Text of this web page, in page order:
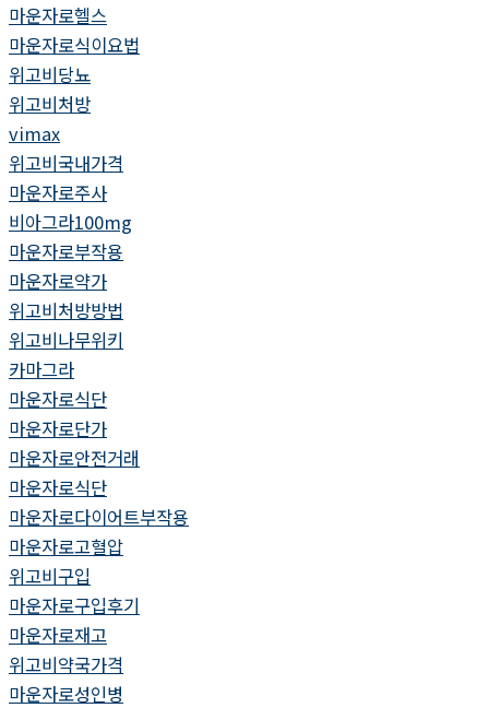
마운자로헬스
마운자로식이요법
위고비당뇨
위고비처방
vimax
위고비국내가격
마운자로주사
비아그라100mg
마운자로부작용
마운자로약가
위고비처방방법
위고비나무위키
카마그라
마운자로식단
마운자로단가
마운자로안전거래
마운자로식단
마운자로다이어트부작용
마운자로고혈압
위고비구입
마운자로구입후기
마운자로재고
위고비약국가격
마운자로성인병